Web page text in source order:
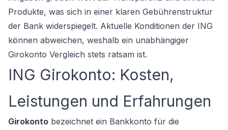
Produkte, was sich in einer klaren Gebührenstruktur
der Bank widerspiegelt. Aktuelle Konditionen der ING
können abweichen, weshalb ein unabhängiger
Girokonto Vergleich stets ratsam ist.
ING Girokonto: Kosten,
Leistungen und Erfahrungen
Girokonto bezeichnet ein Bankkonto für die